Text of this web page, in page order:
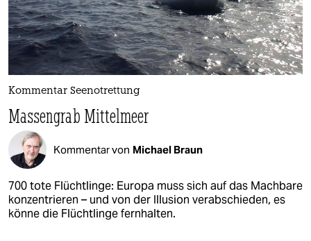
Kommentar Seenotrettung
Massengrab Mittelmeer
Kommentar von Michael Braun
700 tote Flüchtlinge: Europa muss sich auf das Machbare
konzentrieren – und von der Illusion verabschieden, es
könne die Flüchtlinge fernhalten.